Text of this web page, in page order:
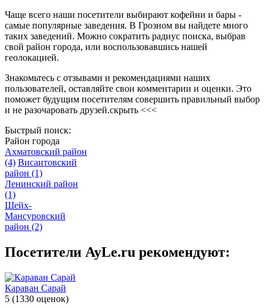
Чаще всего наши посетители выбирают кофейни и бары -
самые популярные заведения. В Грозном вы найдете много
таких заведений. Можно сократить радиус поиска, выбрав
свой район города, или воспользовавшись нашей
геолокацией.
Знакомьтесь с отзывами и рекомендациями наших
пользователей, оставляйте свои комментарии и оценки. Это
поможет будущим посетителям совершить правильный выбор
и не разочаровать друзей.скрыть <<<
Быстрый поиск:
Район города
Ахматовский район
(4) Висаитовский
район (1)
Ленинский район
(1)
Шейх-
Мансуровский
район (2)
Посетители AyLe.ru рекомендуют:
Караван Сарай
5 (1330 оценок)